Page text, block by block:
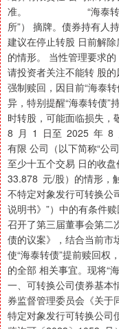
准。 “海泰转债”将
所”） 摘牌。债券持有人
建议在停止转股 日前解
的情形。 当性管理要求
请投资者关注不能转 股
强制赎回，因目前“海泰
异，特别提醒“海泰转债”
时转股，可能面临损失
8 月 1 日至 2025 年 8
有限 公司（以下简称“公
至少十五个交易 日的收
33.878 元/股）的情形，
不特定对象发行可转换
说明书》”）中的有条
召开了第三届董事会第二
债的议案》，结合当前市
使“海泰转债”提前赎回权
的全部 相关事宜。现将
一、可转换公司债券基
券监督管理委员会《关于
特定对象发行可